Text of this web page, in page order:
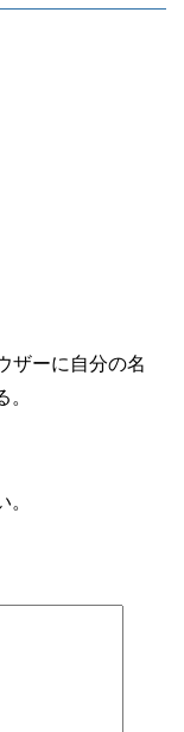
ザーに自分の名